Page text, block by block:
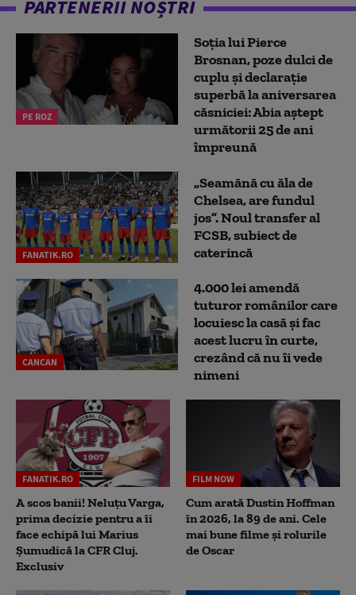
PARTENERII NOȘTRI
PE ROZ
Soția lui Pierce
Brosnan, poze dulci de
cuplu și declarație
superbă la aniversarea
căsniciei: Abia aștept
următorii 25 de ani
împreună
FANATIK.RO
„Seamănă cu ăla de
Chelsea, are fundul
jos”. Noul transfer al
FCSB, subiect de
caterincă
CANCAN
4.000 lei amendă
tuturor românilor care
locuiesc la casă și fac
acest lucru în curte,
crezând că nu îi vede
nimeni
FANATIK.RO
A scos banii! Neluțu Varga,
prima decizie pentru a îi
face echipă lui Marius
Șumudică la CFR Cluj.
Exclusiv
FILM NOW
Cum arată Dustin Hoffman
în 2026, la 89 de ani. Cele
mai bune filme și rolurile
de Oscar